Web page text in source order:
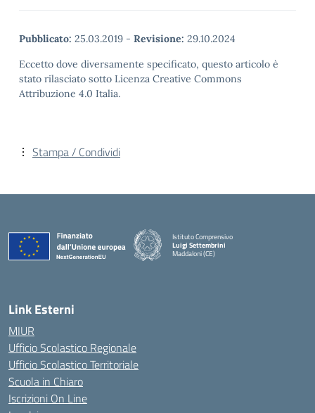
Pubblicato: 25.03.2019 - Revisione: 29.10.2024
Eccetto dove diversamente specificato, questo articolo è
stato rilasciato sotto Licenza Creative Commons
Attribuzione 4.0 Italia.
Stampa / Condividi
Istituto Comprensivo
Luigi Settembrini
Maddaloni (CE)
Link Esterni
MIUR
Ufficio Scolastico Regionale
Ufficio Scolastico Territoriale
Scuola in Chiaro
Iscrizioni On Line